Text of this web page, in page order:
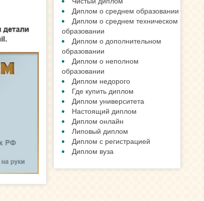
Диплом о среднем образовании
Диплом о среднем техническом
образовании
Диплом о дополнительном
образовании
Диплом о неполном
образовании
Диплом недорого
Где купить диплом
Диплом университета
Настоящий диплом
Диплом онлайн
Липовый диплом
Диплом с регистрацией
Диплом вуза